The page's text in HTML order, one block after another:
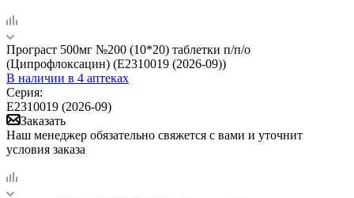
Програст 500мг №200 (10*20) таблетки п/п/о
(Ципрофлоксацин) (Е2310019 (2026-09))
В наличии в 4 аптеках
Серия:
Е2310019 (2026-09)
Заказать
Наш менеджер обязательно свяжется с вами и уточнит
условия заказа